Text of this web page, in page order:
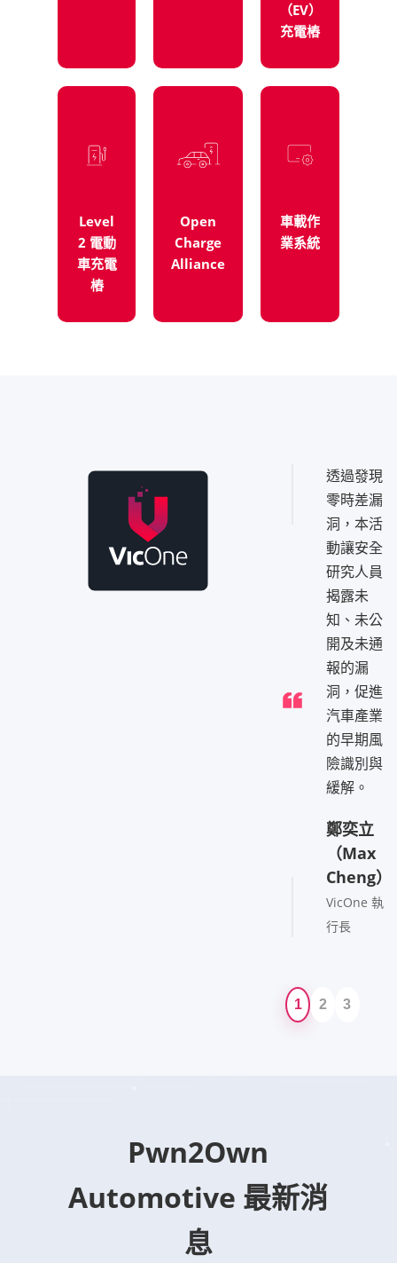
（EV）
充電樁
Level
2 電動
車充電
樁
Open
Charge
Alliance
車載作
業系統
透過發現
零時差漏
洞，本活
動讓安全
研究人員
揭露未
知、未公
開及未通
報的漏
洞，促進
汽車產業
的早期風
險識別與
緩解。
鄭奕立
（Max
Cheng）
VicOne 執
行長
1 2 3
Pwn2Own
Automotive 最新消
息